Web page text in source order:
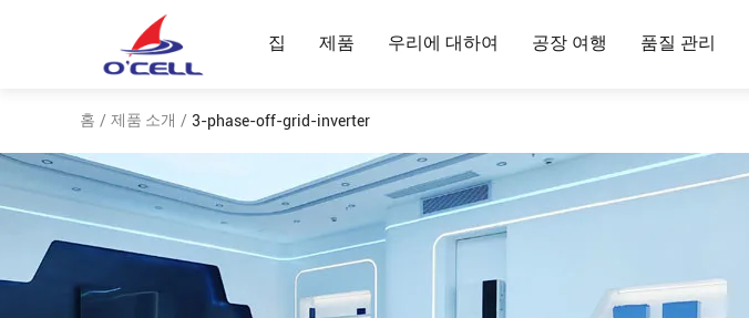
집 제품 우리에 대하여 공장 여행 품질 관리
홈 / 제품 소개 / 3-phase-off-grid-inverter